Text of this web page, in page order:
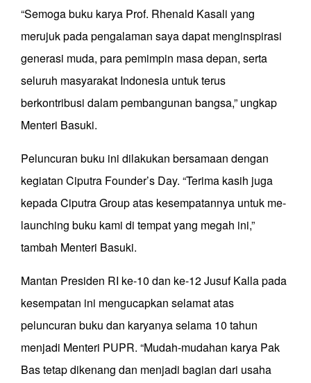
“Semoga buku karya Prof. Rhenald Kasali yang
merujuk pada pengalaman saya dapat menginspirasi
generasi muda, para pemimpin masa depan, serta
seluruh masyarakat Indonesia untuk terus
berkontribusi dalam pembangunan bangsa,” ungkap
Menteri Basuki.
Peluncuran buku ini dilakukan bersamaan dengan
kegiatan Ciputra Founder’s Day. “Terima kasih juga
kepada Ciputra Group atas kesempatannya untuk me-
launching buku kami di tempat yang megah ini,”
tambah Menteri Basuki.
Mantan Presiden RI ke-10 dan ke-12 Jusuf Kalla pada
kesempatan ini mengucapkan selamat atas
peluncuran buku dan karyanya selama 10 tahun
menjadi Menteri PUPR. “Mudah-mudahan karya Pak
Bas tetap dikenang dan menjadi bagian dari usaha